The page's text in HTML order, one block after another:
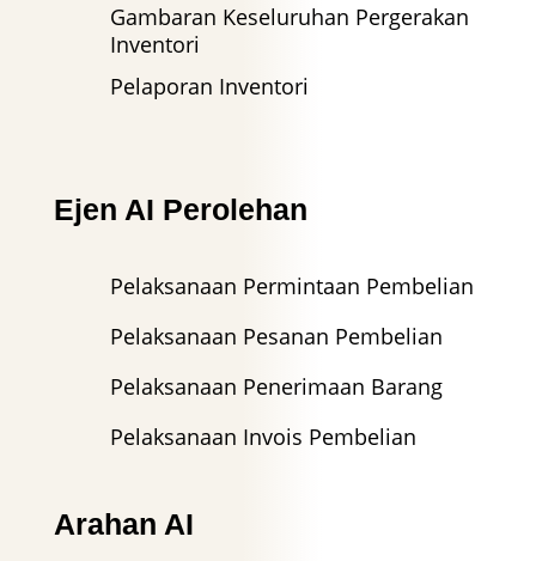
Gambaran Keseluruhan Pergerakan
Inventori
Pelaporan Inventori
Ejen AI Perolehan
Pelaksanaan Permintaan Pembelian
Pelaksanaan Pesanan Pembelian
Pelaksanaan Penerimaan Barang
Pelaksanaan Invois Pembelian
Arahan AI